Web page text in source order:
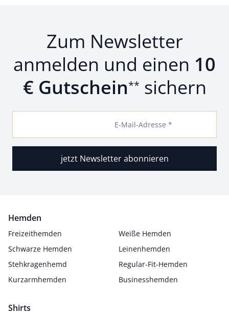
Zum Newsletter
anmelden und einen 10
€ Gutschein** sichern
E-Mail-Adresse *
jetzt Newsletter abonnieren
Hemden
Freizeithemden
Weiße Hemden
Schwarze Hemden
Leinenhemden
Stehkragenhemd
Regular-Fit-Hemden
Kurzarmhemden
Businesshemden
Shirts